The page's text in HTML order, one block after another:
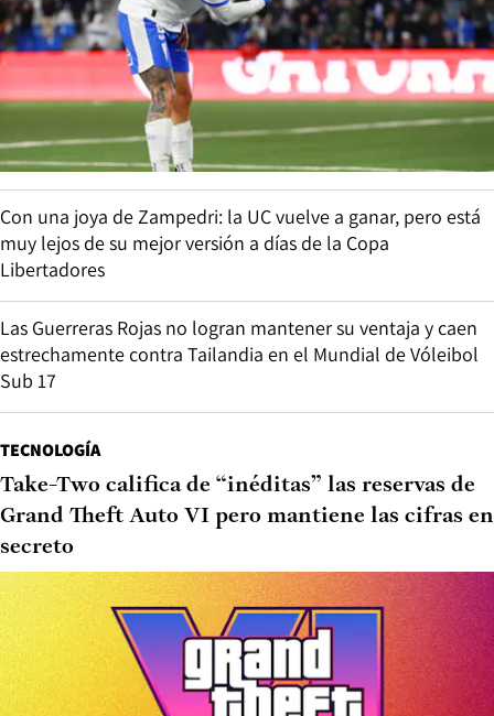
Con una joya de Zampedri: la UC vuelve a ganar, pero está
muy lejos de su mejor versión a días de la Copa
Libertadores
Las Guerreras Rojas no logran mantener su ventaja y caen
estrechamente contra Tailandia en el Mundial de Vóleibol
Sub 17
TECNOLOGÍA
Take-Two califica de “inéditas” las reservas de
Grand Theft Auto VI pero mantiene las cifras en
secreto